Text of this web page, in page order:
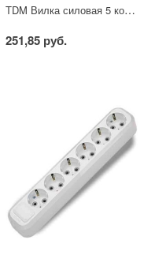
TDM Вилка силовая 5 контактов 16А 380В IP44
251,85 руб.